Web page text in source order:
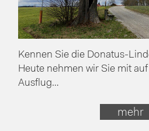
Kennen Sie die Donatus-
Heute nehmen wir Sie mit
Ausflug…
mehr